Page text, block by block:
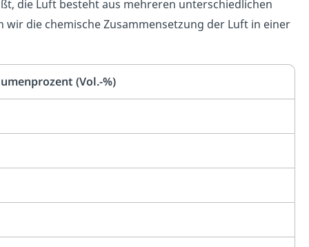
die Luft besteht aus mehreren unterschiedlichen
die chemische Zusammensetzung der Luft in einer
(Vol.-%)